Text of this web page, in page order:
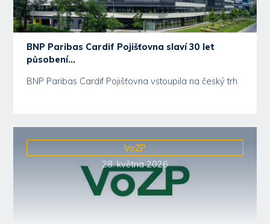
BNP Paribas Cardif Pojišťovna slaví 30 let
působení...
BNP Paribas Cardif Pojišťovna vstoupila na český trh
VoZP
28. května 2026